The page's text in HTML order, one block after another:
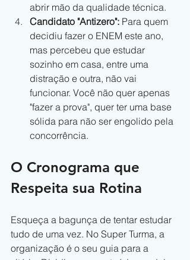
abrir mão da qualidade técnica.
Candidato "Antizero": Para quem
decidiu fazer o ENEM este ano,
mas percebeu que estudar
sozinho em casa, entre uma
distração e outra, não vai
funcionar. Você não quer apenas
"fazer a prova", quer ter uma base
sólida para não ser engolido pela
concorrência.
O Cronograma que
Respeita sua Rotina
Esqueça a bagunça de tentar estudar
tudo de uma vez. No Super Turma, a
organização é o seu guia para a